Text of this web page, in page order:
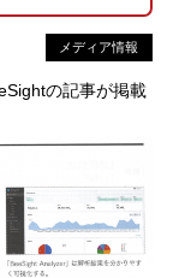
メディア情報
の記事が掲載